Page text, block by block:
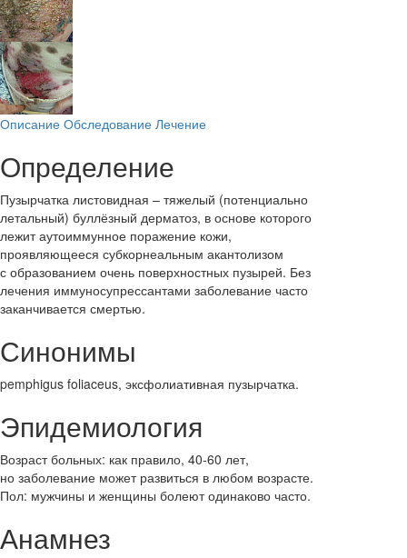
Описание Обследование Лечение
Определение
Пузырчатка листовидная – тяжелый (потенциально
летальный) буллёзный дерматоз, в основе которого
лежит аутоиммунное поражение кожи,
проявляющееся субкорнеальным акантолизом
с образованием очень поверхностных пузырей. Без
лечения иммуносупрессантами заболевание часто
заканчивается смертью.
Синонимы
pemphigus foliaceus, эксфолиативная пузырчатка.
Эпидемиология
Возраст больных: как правило, 40-60 лет,
но заболевание может развиться в любом возрасте.
Пол: мужчины и женщины болеют одинаково часто.
Анамнез